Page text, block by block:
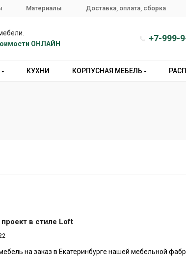
Материалы Доставка, оплата, сборка
ОНЛАЙН
+7-999-
КУХНИ КОРПУСНАЯ МЕБЕЛЬ
в стиле Loft
на заказ в Екатеринбурге нашей мебельной